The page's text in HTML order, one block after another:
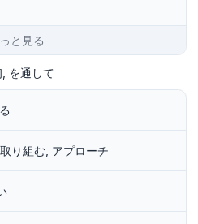
と見る
を通して
り組む, アプローチ